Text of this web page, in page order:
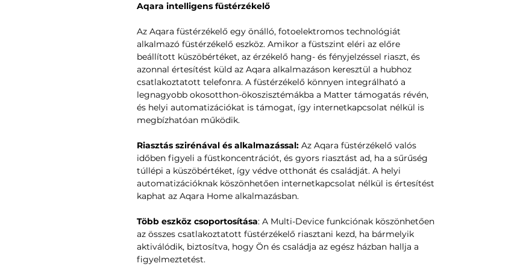
Aqara intelligens füstérzékelő
Az Aqara füstérzékelő egy önálló, fotoelektromos technológiát
alkalmazó füstérzékelő eszköz. Amikor a füstszint eléri az előre
beállított küszöbértéket, az érzékelő hang- és fényjelzéssel riaszt, és
azonnal értesítést küld az Aqara alkalmazáson keresztül a hubhoz
csatlakoztatott telefonra. A füstérzékelő könnyen integrálható a
legnagyobb okosotthon-ökoszisztémákba a Matter támogatás révén,
és helyi automatizációkat is támogat, így internetkapcsolat nélkül is
megbízhatóan működik.
Riasztás szirénával és alkalmazással: Az Aqara füstérzékelő valós
időben figyeli a füstkoncentrációt, és gyors riasztást ad, ha a sűrűség
túllépi a küszöbértéket, így védve otthonát és családját. A helyi
automatizációknak köszönhetően internetkapcsolat nélkül is értesítést
kaphat az Aqara Home alkalmazásban.
Több eszköz csoportosítása: A Multi-Device funkciónak köszönhetően
az összes csatlakoztatott füstérzékelő riasztani kezd, ha bármelyik
aktiválódik, biztosítva, hogy Ön és családja az egész házban hallja a
figyelmeztetést.